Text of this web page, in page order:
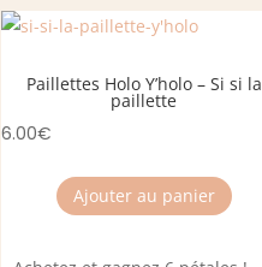
Paillettes Holo Y’holo – Si si la
paillette
6.00€
Ajouter au panier